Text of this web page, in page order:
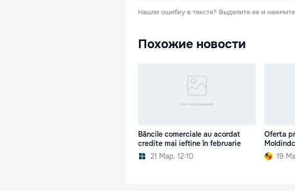
Нашли ошибку в тексте? Выделите ее и нажмите
Похожие новости
Băncile comerciale au acordat
credite mai ieftine în februarie
21 Мар. 12:10
Oferta
19